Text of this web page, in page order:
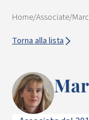
Home/Associate/
Torna alla lista